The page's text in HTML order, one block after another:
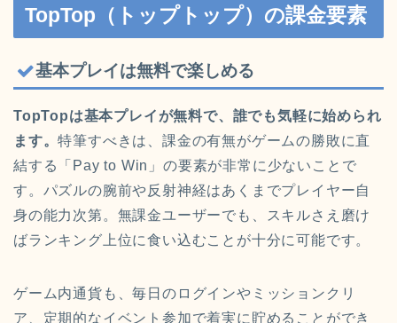
TopTop（トップトップ）の課金要素
基本プレイは無料で楽しめる
TopTopは基本プレイが無料で、誰でも気軽に始められ
ます。特筆すべきは、課金の有無がゲームの勝敗に直
結する「Pay to Win」の要素が非常に少ないことで
す。パズルの腕前や反射神経はあくまでプレイヤー自
身の能力次第。無課金ユーザーでも、スキルさえ磨け
ばランキング上位に食い込むことが十分に可能です。
ゲーム内通貨も、毎日のログインやミッションクリ
ア、定期的なイベント参加で着実に貯めることができ